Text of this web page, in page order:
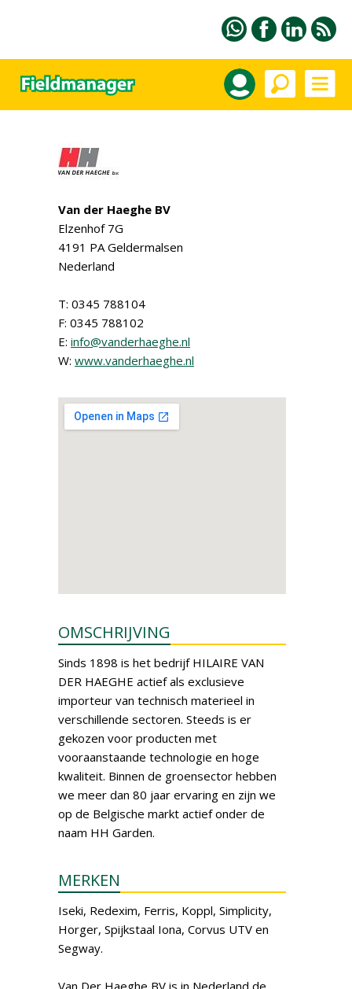
Van der Haeghe BV
Elzenhof 7G
4191 PA Geldermalsen
Nederland
T: 0345 788104
F: 0345 788102
E: info@vanderhaeghe.nl
W: www.vanderhaeghe.nl
OMSCHRIJVING
Sinds 1898 is het bedrijf HILAIRE VAN
DER HAEGHE actief als exclusieve
importeur van technisch materieel in
verschillende sectoren. Steeds is er
gekozen voor producten met
vooraanstaande technologie en hoge
kwaliteit. Binnen de groensector hebben
we meer dan 80 jaar ervaring en zijn we
op de Belgische markt actief onder de
naam HH Garden.
MERKEN
Iseki, Redexim, Ferris, Koppl, Simplicity,
Horger, Spijkstaal Iona, Corvus UTV en
Segway.
Van Der Haeghe BV is in Nederland de